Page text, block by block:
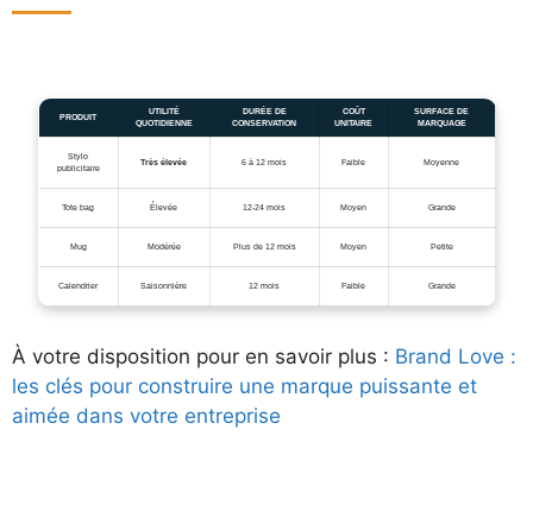
PRODUIT
UTILITÉ
QUOTIDIENNE
DURÉE DE
CONSERVATION
COÛT
UNITAIRE
SURFACE DE
MARQUAGE
Stylo
publicitaire
Très élevée 6 à 12 mois Faible Moyenne
Tote bag Élevée 12-24 mois Moyen Grande
Mug Modérée Plus de 12 mois Moyen Petite
Calendrier Saisonnière 12 mois Faible Grande
À votre disposition pour en savoir plus : Brand Love :
les clés pour construire une marque puissante et
aimée dans votre entreprise